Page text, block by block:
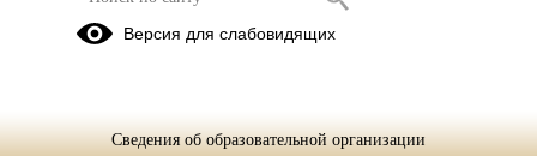
(ПНК)Участие в заочном этапе 3-ей
Региональной Олимпиады по
Версия для слабовидящих
Сведения об образовательной организации